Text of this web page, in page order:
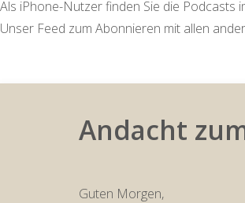
Als iPhone-Nutzer finden Sie die Podcasts
Unser Feed zum Abonnieren mit allen
Andacht
Guten Morgen,